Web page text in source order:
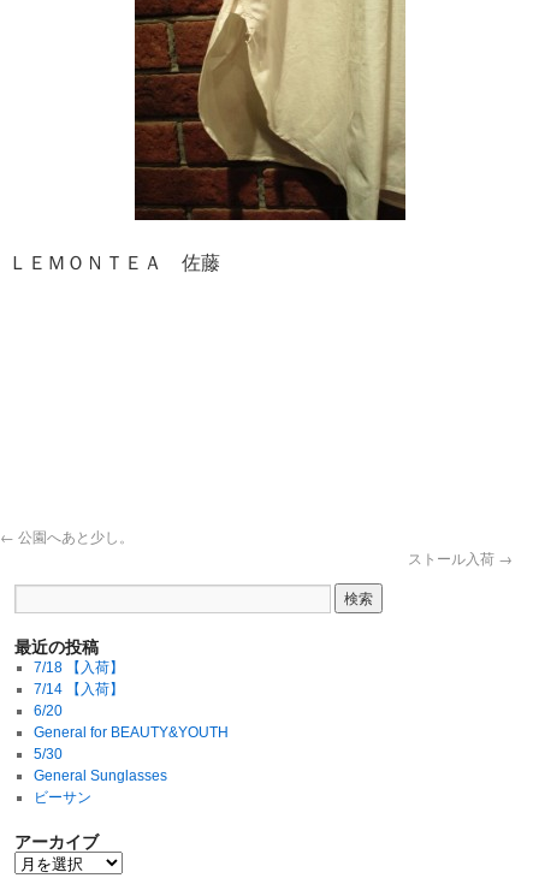
ＬＥＭＯＮＴＥＡ 佐藤
← 公園へあと少し。
ストール入荷 →
最近の投稿
7/18 【入荷】
7/14 【入荷】
6/20
General for BEAUTY&YOUTH
5/30
General Sunglasses
ビーサン
アーカイブ